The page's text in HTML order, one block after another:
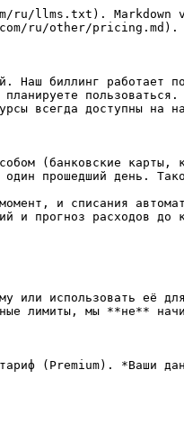
llms.txt). Markdown
ru/other/pricing.md).
Наш биллинг
всегда доступны на
(банковские
прошедший день.
и списания
и прогноз расходов до
или использовать её
лимиты, мы **не**
(Premium). *Ваши